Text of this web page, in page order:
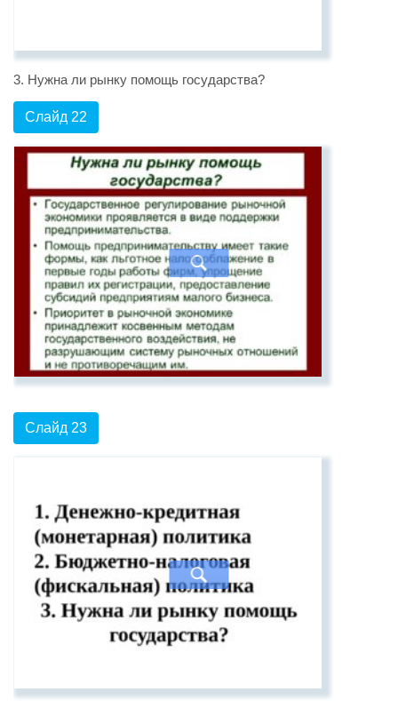
3. Нужна ли рынку помощь государства?
Слайд 22
Слайд 23